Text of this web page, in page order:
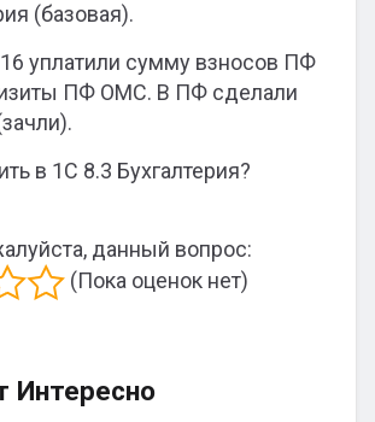
(базовая).
уплатили сумму взносов ПФ
ПФ ОМС. В ПФ сделали
в 1С 8.3 Бухгалтерия?
данный вопрос:
(Пока оценок нет)
Интересно